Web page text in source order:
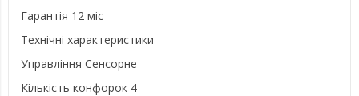
Гарантія 12 міс
Технічні характеристики
Управління Сенсорне
Кількість конфорок 4